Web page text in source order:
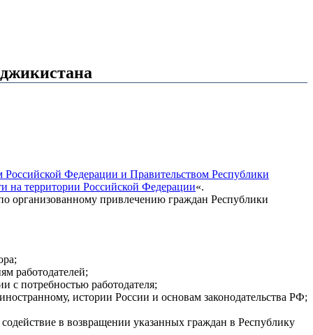
Федерации и Правительством Республики
на территории Российской Федерации«.
организованному привлечению граждан Республики
работодателей;
с потребностью работодателя;
истории России и основам законодательства РФ;
в возвращении указанных граждан в Республику